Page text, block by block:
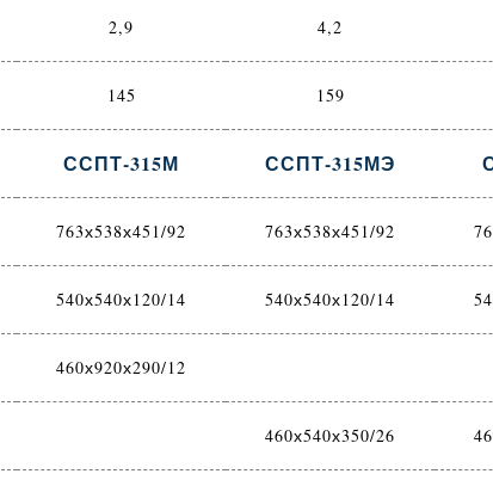
2,9 4,2
145 159
ССПТ-315М ССПТ-315МЭ
763х538х451/92 763х538х451/92
540х540х120/14 540х540х120/14
460х920х290/12
460х540х350/26